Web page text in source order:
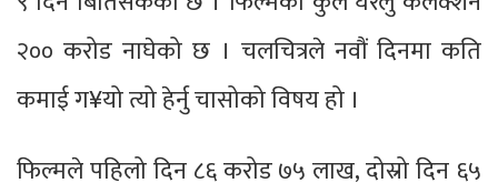
२०० करोड नाघेको छ । चलचित्रले नवौं दिनमा कति
कमाई ग¥यो त्यो हेर्नु चासोको विषय हो ।
फिल्मले पहिलो दिन ८६ करोड ७५ लाख, दोस्रो दिन ६५